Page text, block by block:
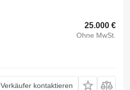
25.000 €
Ohne MwSt.
Verkäufer kontaktieren